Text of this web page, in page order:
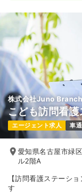
株式会社Juno Branch
こども訪問看
エージェント求人 車
愛知県名古屋市緑
ル2階A
【訪問看護ステーシ
す